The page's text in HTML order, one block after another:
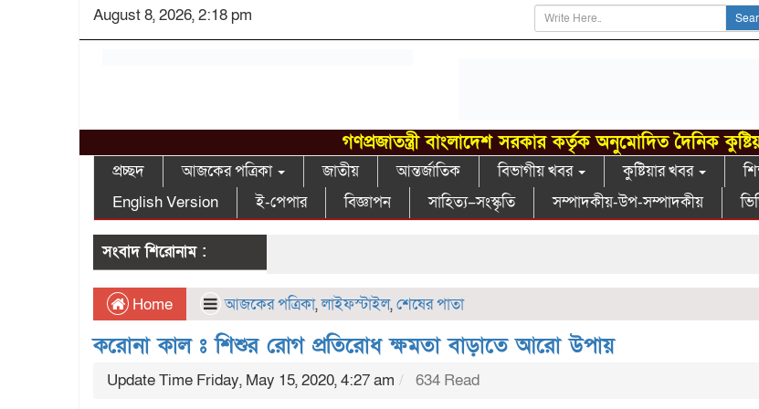
August 8, 2026, 2:18 pm
গণপ্রজাতন্ত্রী বাংলাদেশ সরকার কর্তৃক অনুমোদিত দৈনিক
প্রচ্ছদ আজকের পত্রিকা জাতীয় আন্তর্জাতিক বিভাগীয় খবর কুষ্টিয়ার খবর
English Version
ই-পেপার বিজ্ঞাপন সাহিত্য–সংস্কৃতি সম্পাদকীয়-উপ-সম্পাদকীয়
সংবাদ শিরোনাম :
Home আজকের পত্রিকা,লাইফস্টাইল,শেষের পাতা
করোনা কাল ঃ শিশুর রোগ প্রতিরোধ ক্ষমতা বাড়াতে আরো উপায়
Update Time Friday, May 15, 2020, 4:27 am 634 Read